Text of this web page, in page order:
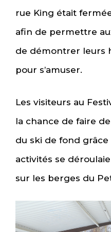
rue King était
afin de permettre
de démontrer leurs
pour s’amuser.
Les visiteurs au
la chance de faire
du ski de fond grâce
activités se
sur les berges du